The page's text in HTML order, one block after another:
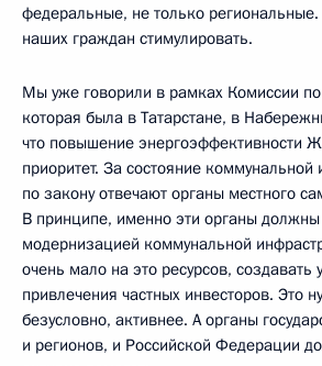
федеральные, не только
наших граждан стимулировать.
Мы уже говорили в рамках Комиссии
которая была в Татарстане, в
что повышение энергоэффективности
приоритет. За состояние коммунальной
по закону отвечают органы местного
В принципе, именно эти органы
модернизацией коммунальной
очень мало на это ресурсов, создавать
привлечения частных инвесторов. Это
безусловно, активнее. А органы
и регионов, и Российской Федерации